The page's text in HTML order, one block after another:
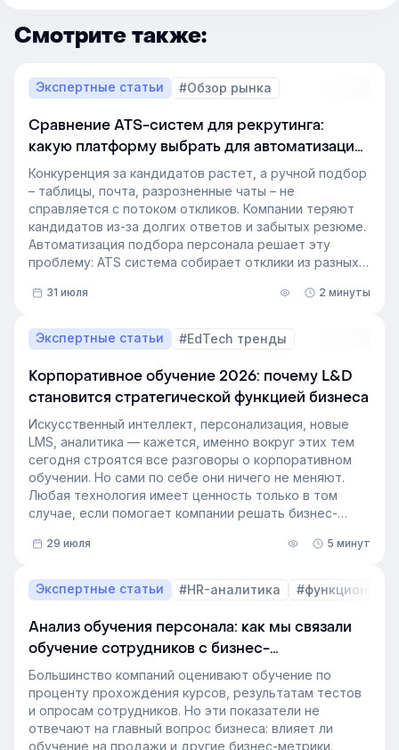
Смотрите также:
Экспертные статьи #Обзор рынка
Сравнение ATS-систем для рекрутинга:
какую платформу выбрать для автоматизации
подбора персонала
Конкуренция за кандидатов растет, а ручной подбор
– таблицы, почта, разрозненные чаты – не
справляется с потоком откликов. Компании теряют
кандидатов из-за долгих ответов и забытых резюме.
Автоматизация подбора персонала решает эту
проблему: ATS система собирает отклики из разных
снимает с рекрутера рутину. Сегодня программа для
и системного закрытия вакансий.
31 июля 2 минуты
Экспертные статьи #EdTech тренды
Корпоративное обучение 2026: почему L&D
становится стратегической функцией бизнеса
Искусственный интеллект, персонализация, новые
LMS, аналитика — кажется, именно вокруг этих тем
сегодня строятся все разговоры о корпоративном
обучении. Но сами по себе они ничего не меняют.
Любая технология имеет ценность только в том
случае, если помогает компании решать бизнес-
Сегодня бизнес интересует уже не выбор
обучение оказывает на компанию и можно ли этот
эффект измерить. Такой взгляд меняет подходы к
развитию сотрудников, требования к HR и L&D, а
также на критерии выбора LMS.
В этой статье разбираем, почему это происходит и
как эти изменения повлияют на корпоративное
обучение в ближайшие годы. Материал подготовлен
на основе интервью коммерческого директора
Эквио Леонида Бутакова для подкаста HR4People.
29 июля 5 минут
Экспертные статьи #HR-аналитика #функционал
Анализ обучения персонала: как мы связали
обучение сотрудников с бизнес-
показателями
Большинство компаний оценивают обучение по
проценту прохождения курсов, результатам тестов
и опросам сотрудников. Но эти показатели не
отвечают на главный вопрос бизнеса: влияет ли
обучение на продажи и другие бизнес-метрики.